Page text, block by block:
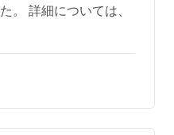
詳細については、